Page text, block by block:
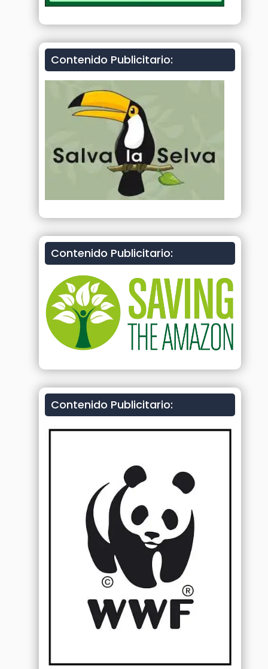
Contenido Publicitario:
Contenido Publicitario:
Contenido Publicitario: